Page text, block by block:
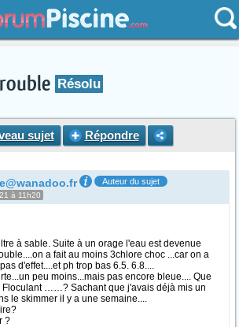
Résolu
sujet Répondre
Auteur du sujet
à 11h20
à sable. Suite à un orage l'eau est devenue
a fait au moins 3chlore choc ...car on a
d'effet....et ph trop bas 6.5. 6.8....
peu moins...mais pas encore bleue.... Que
Floculant ……? Sachant que j'avais déjà mis un
le skimmer il y a une semaine....
?